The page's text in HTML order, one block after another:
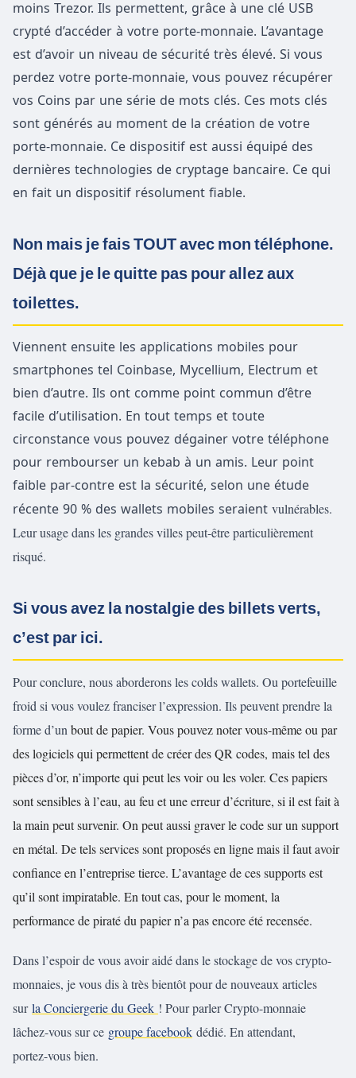
moins Trezor. Ils permettent, grâce à une clé USB
crypté d’accéder à votre porte-monnaie. L’avantage
est d’avoir un niveau de sécurité très élevé. Si vous
perdez votre porte-monnaie, vous pouvez récupérer
vos Coins par une série de mots clés. Ces mots clés
sont générés au moment de la création de votre
porte-monnaie. Ce dispositif est aussi équipé des
dernières technologies de cryptage bancaire. Ce qui
en fait un dispositif résolument fiable.
Non mais je fais TOUT avec mon téléphone.
Déjà que je le quitte pas pour allez aux
toilettes.
Viennent ensuite les applications mobiles pour
smartphones tel Coinbase, Mycellium, Electrum et
bien d’autre. Ils ont comme point commun d’être
facile d’utilisation. En tout temps et toute
circonstance vous pouvez dégainer votre téléphone
pour rembourser un kebab à un amis. Leur point
faible par-contre est la sécurité, selon une étude
récente 90 % des wallets mobiles seraient vulnérables.
Leur usage dans les grandes villes peut-être particulièrement
risqué.
Si vous avez la nostalgie des billets verts,
c’est par ici.
Pour conclure, nous aborderons les colds wallets. Ou portefeuille
froid si vous voulez franciser l’expression. Ils peuvent prendre la
forme d’unbout de papier. Vous pouvez noter vous-même ou par
des logiciels qui permettent de créer des QR codes, maistel des
pièces d’or, n’importe quipeut les voiroules voler. Ces papiers
sont sensibles à l’eau, au feu et une erreur d’écriture, si il est fait à
la main peut survenir. On peut aussi graver le code sur un support
en métal. De tels services sont proposés en ligne mais il faut avoir
confiance en l’entreprise tierce. L’avantage de ces supports est
qu’il sont impiratable. En tout cas, pour le moment, la
performance de piraté du papier n’a pas encore été recensée.
Dans l’espoir de vous avoir aidé dans le stockage de vos crypto-
monnaies, je vous dis à très bientôt pour de nouveaux articles
surla Conciergerie du Geek ! Pour parler Crypto-monnaie
lâchez-vous sur ce groupe facebook dédié. En attendant,
portez-vous bien.